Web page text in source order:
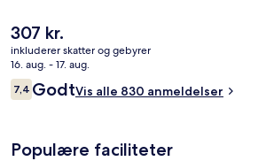
Overnatningsstedet ligger kun en kort gåtur
Ximen Metrostation ligger 10 minutter væk og
Metrostation ligger 15 minutter derfra.
Den
nuværende
pris
er
307 kr.
307 kr.
inkluderer skatter og gebyrer
16. aug. - 17. aug.
Anmeldelser
7,47,4 ud af 10.
GodtVis alle 830 anmeldelser
Populære faciliteter